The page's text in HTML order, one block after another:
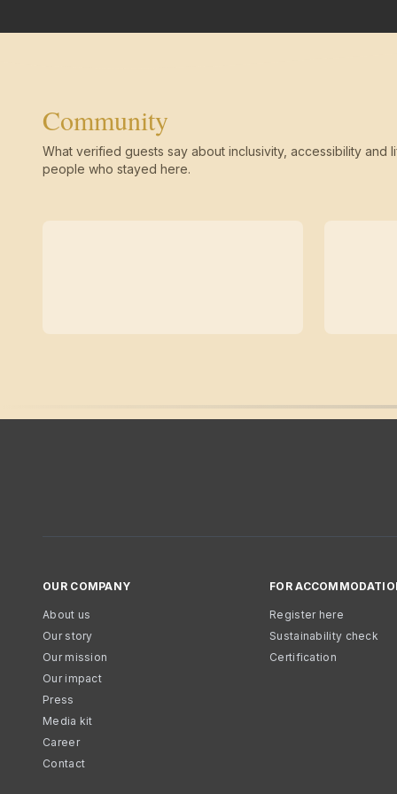
Community
What verified guests say about inclusivity, accessibility and
people who stayed here.
OUR COMPANY
About us
Our story
Our mission
Our impact
Press
Media kit
Career
Contact
FOR
Register here
Sustainability check
Certification